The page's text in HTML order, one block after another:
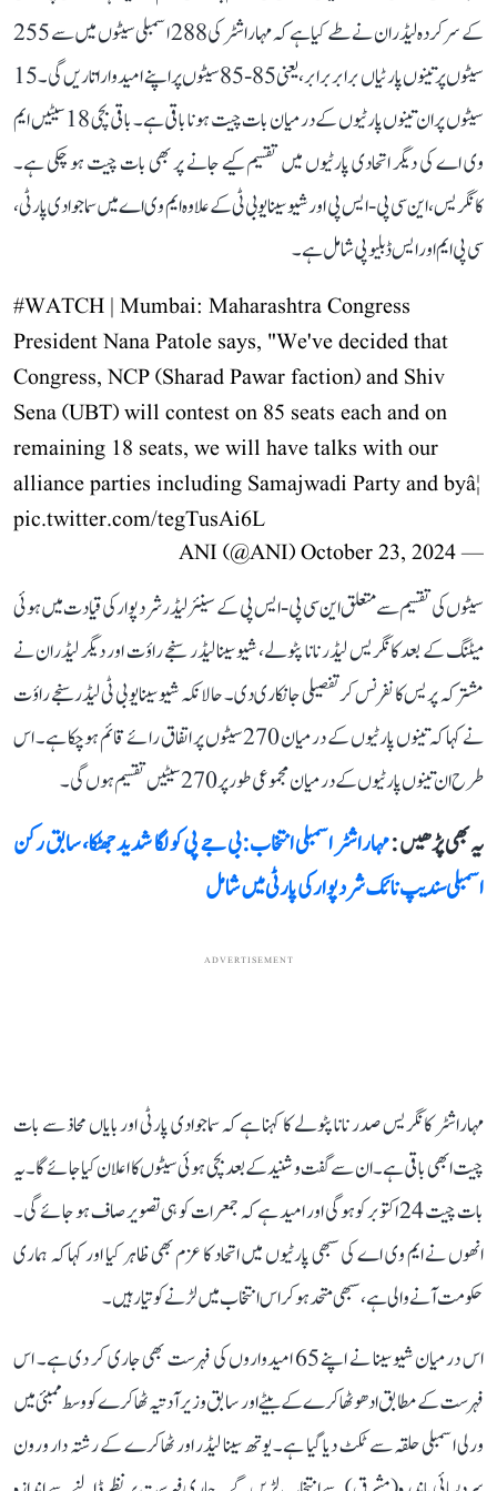
کے سرکردہ لیڈران نے طے کیا ہے کہ مہاراشٹر کی 288 اسمبلی سیٹوں میں سے 255
سیٹوں پر تینوں پارٹیاں برابر برابر، یعنی 85-85 سیٹوں پر اپنے امیدوار اتاریں گی۔ 15
سیٹوں پر ان تینوں پارٹیوں کے درمیان بات چیت ہونا باقی ہے۔ باقی بچی 18 سیٹیں ایم
وی اے کی دیگر اتحادی پارٹیوں میں تقسیم کیے جانے پر بھی بات چیت ہو چکی ہے۔
کانگریس، این سی پی-ایس پی اور شیوسینا یو بی ٹی کے علاوہ ایم وی اے میں سماجوادی پارٹی،
سی پی ایم اور ایس ڈبلیو پی شامل ہے۔
#WATCH | Mumbai: Maharashtra Congress
President Nana Patole says, "We've decided that
Congress, NCP (Sharad Pawar faction) and Shiv
Sena (UBT) will contest on 85 seats each and on
remaining 18 seats, we will have talks with our
alliance parties including Samajwadi Party and byâ¦
pic.twitter.com/tegTusAi6L
— ANI (@ANI)
October 23, 2024
سیٹوں کی تقسیم سے متعلق این سی پی-ایس پی کے سینئر لیڈر شرد پوار کی قیادت میں ہوئی
میٹنگ کے بعد کانگریس لیڈر نانا پٹولے، شیوسینا لیڈر سنجے راؤت اور دیگر لیڈران نے
مشترکہ پریس کانفرنس کر تفصیلی جانکاری دی۔ حالانکہ شیوسینا یو بی ٹی لیڈر سنجے راؤت
نے کہا کہ تینوں پارٹیوں کے درمیان 270 سیٹوں پر اتفاق رائے قائم ہو چکا ہے۔ اس
طرح ان تینوں پارٹیوں کے درمیان مجموعی طور پر 270 سیٹیں تقسیم ہوں گی۔
یہ بھی پڑھیں :مہاراشٹر اسمبلی انتخاب: بی جے پی کو لگا شدید جھٹکا، سابق رکن
اسمبلی سندیپ نائک شرد پوار کی پارٹی میں شامل
ADVERTISEMENT
مہاراشٹر کانگریس صدر نانا پٹولے کا کہنا ہے کہ سماجوادی پارٹی اور بایاں محاذ سے بات
چیت ابھی باقی ہے۔ ان سے گفت و شنید کے بعد بچی ہوئی سیٹوں کا اعلان کیا جائے گا۔ یہ
بات چیت 24 اکتوبر کو ہوگی اور امید ہے کہ جمعرات کو ہی تصویر صاف ہو جائے گی۔
انھوں نے ایم وی اے کی سبھی پارٹیوں میں اتحاد کا عزم بھی ظاہر کیا اور کہا کہ ہماری
حکومت آنے والی ہے، سبھی متحد ہو کر اس انتخاب میں لڑنے کو تیار ہیں۔
اس درمیان شیوسینا نے اپنے 65 امیدواروں کی فہرست بھی جاری کر دی ہے۔ اس
فہرست کے مطابق ادھو ٹھاکرے کے بیٹے اور سابق وزیر آدتیہ ٹھاکرے کو وسط ممبئی میں
ورلی اسمبلی حلقہ سے ٹکٹ دیا گیا ہے۔ یوتھ سینا لیڈر اور ٹھاکرے کے رشتہ دار ورون